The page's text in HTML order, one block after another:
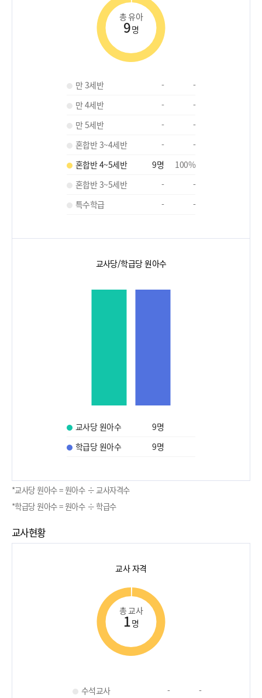
총 유아
9명
만 3세반 -
-
만 4세반
-
-
만 5세반
-
-
혼합반 3~4세반
-
-
혼합반 4~5세반
9명 100%
혼합반 3~5세반
-
-
특수학급
- -
교사당/학급당 원아수
교사당 원아수 9명
학급당 원아수
9명
*교사당 원아수 = 원아수 ÷ 교사자격수
*학급당 원아수 = 원아수 ÷ 학급수
교사현황
교사 자격
총 교사
1명
수석교사 -
-